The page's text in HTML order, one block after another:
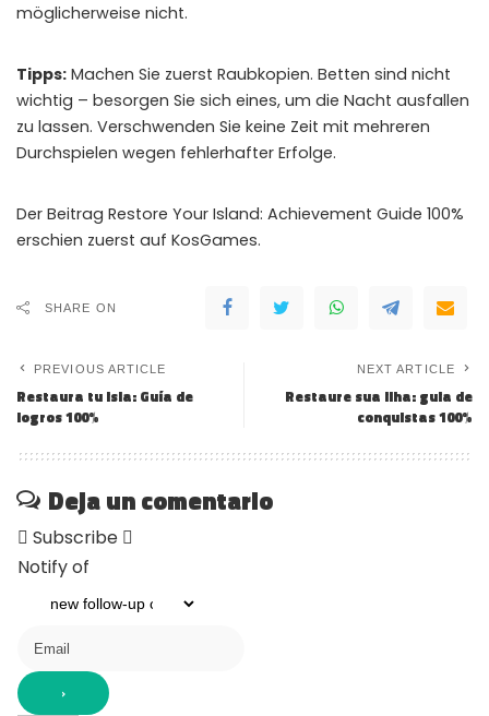
möglicherweise nicht.
Tipps: Machen Sie zuerst Raubkopien. Betten sind nicht
wichtig – besorgen Sie sich eines, um die Nacht ausfallen
zu lassen. Verschwenden Sie keine Zeit mit mehreren
Durchspielen wegen fehlerhafter Erfolge.
Der Beitrag Restore Your Island: Achievement Guide 100%
erschien zuerst auf KosGames.
SHARE ON
PREVIOUS ARTICLE
Restaura tu isla: Guía de
logros 100%
NEXT ARTICLE
Restaure sua ilha: guia de
conquistas 100%
Deja un comentario
Subscribe
Notify of